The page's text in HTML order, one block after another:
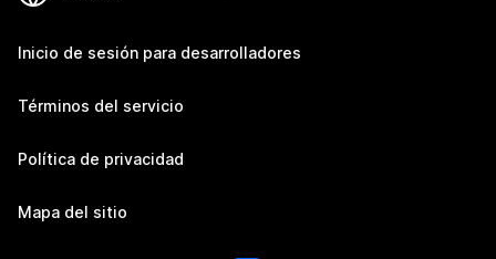
Inicio de sesión para desarrolladores
Términos del servicio
Política de privacidad
Mapa del sitio